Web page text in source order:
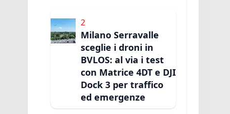
2
Milano Serravalle
sceglie i droni in
BVLOS: al via i test
con Matrice 4DT e DJI
Dock 3 per traffico
ed emergenze